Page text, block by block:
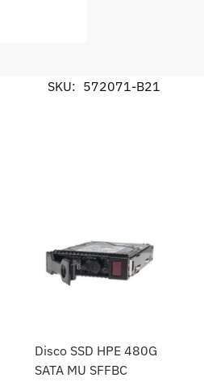
SKU: 572071-B21
Disco SSD HPE 480G
SATA MU SFFBC